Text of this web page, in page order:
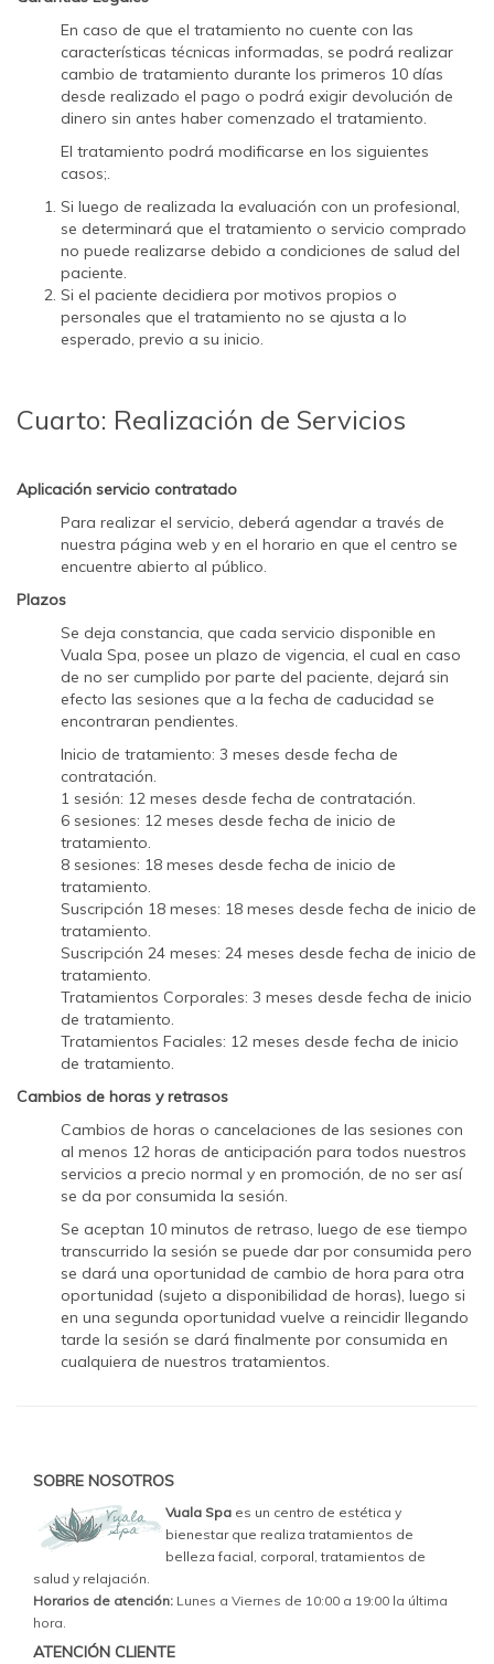
En caso de que el tratamiento no cuente con las
características técnicas informadas, se podrá realizar
cambio de tratamiento durante los primeros 10 días
desde realizado el pago o podrá exigir devolución de
dinero sin antes haber comenzado el tratamiento.
El tratamiento podrá modificarse en los siguientes
casos;.
Si luego de realizada la evaluación con un profesional,
se determinará que el tratamiento o servicio comprado
no puede realizarse debido a condiciones de salud del
paciente.
Si el paciente decidiera por motivos propios o
personales que el tratamiento no se ajusta a lo
esperado, previo a su inicio.
Cuarto: Realización de Servicios
Aplicación servicio contratado
Para realizar el servicio, deberá agendar a través de
nuestra página web y en el horario en que el centro se
encuentre abierto al público.
Plazos
Se deja constancia, que cada servicio disponible en
Vuala Spa, posee un plazo de vigencia, el cual en caso
de no ser cumplido por parte del paciente, dejará sin
efecto las sesiones que a la fecha de caducidad se
encontraran pendientes.
Inicio de tratamiento: 3 meses desde fecha de
contratación.
1 sesión: 12 meses desde fecha de contratación.
6 sesiones: 12 meses desde fecha de inicio de
tratamiento.
8 sesiones: 18 meses desde fecha de inicio de
tratamiento.
Suscripción 18 meses: 18 meses desde fecha de inicio de
tratamiento.
Suscripción 24 meses: 24 meses desde fecha de inicio de
tratamiento.
Tratamientos Corporales: 3 meses desde fecha de inicio
de tratamiento.
Tratamientos Faciales: 12 meses desde fecha de inicio
de tratamiento.
Cambios de horas y retrasos
Cambios de horas o cancelaciones de las sesiones con
al menos 12 horas de anticipación para todos nuestros
servicios a precio normal y en promoción, de no ser así
se da por consumida la sesión.
Se aceptan 10 minutos de retraso, luego de ese tiempo
transcurrido la sesión se puede dar por consumida pero
se dará una oportunidad de cambio de hora para otra
oportunidad (sujeto a disponibilidad de horas), luego si
en una segunda oportunidad vuelve a reincidir llegando
tarde la sesión se dará finalmente por consumida en
cualquiera de nuestros tratamientos.
SOBRE NOSOTROS
Vuala Spa es un centro de estética y
bienestar que realiza tratamientos de
belleza facial, corporal, tratamientos de
salud y relajación.
Horarios de atención: Lunes a Viernes de 10:00 a 19:00 la última
hora.
ATENCIÓN CLIENTE